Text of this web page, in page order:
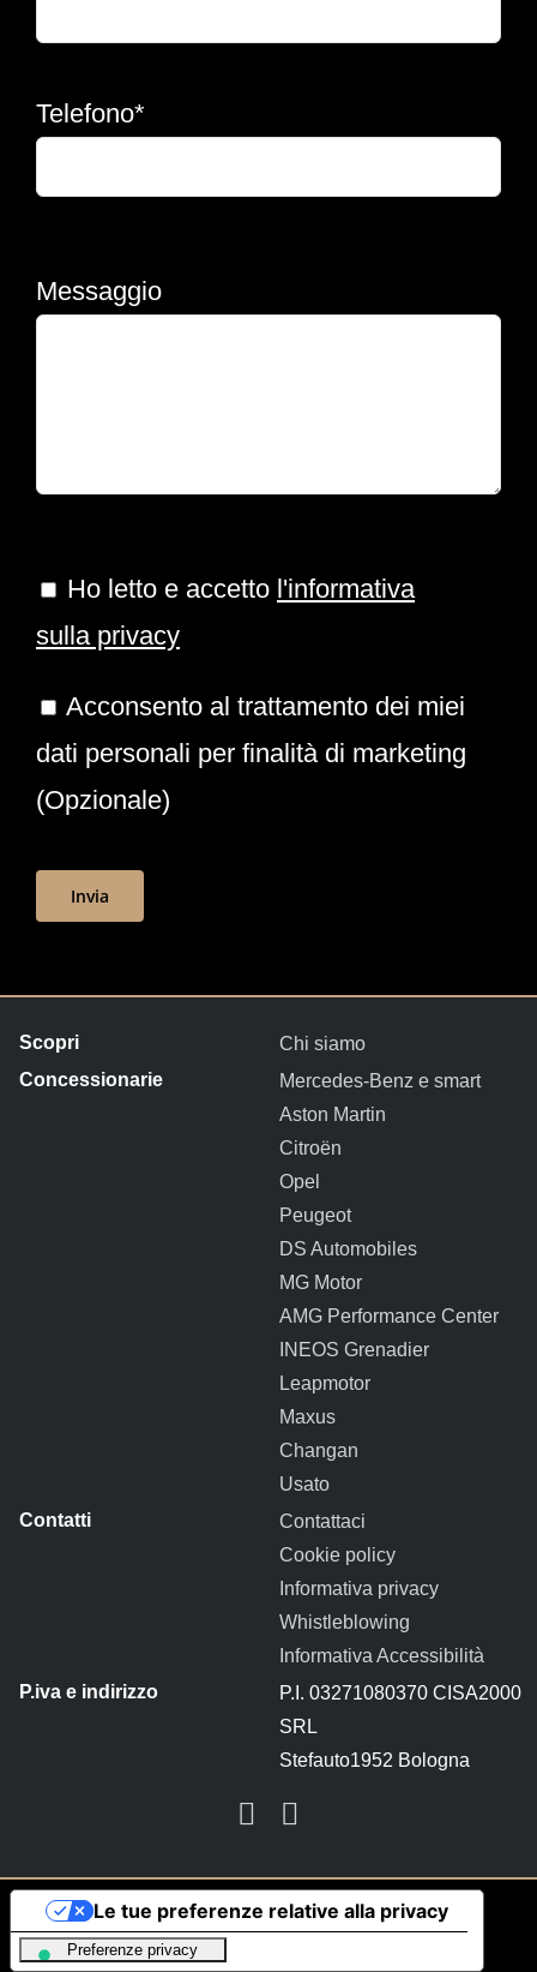
Telefono*
Messaggio
Ho letto e accetto l'informativa
sulla privacy
Acconsento al trattamento dei miei
dati personali per finalità di marketing
(Opzionale)
Chi siamo
Mercedes-Benz e smart
Aston Martin
Citroën
Opel
Peugeot
DS Automobiles
MG Motor
AMG Performance Center
INEOS Grenadier
Leapmotor
Maxus
Changan
Usato
Contattaci
Cookie policy
Informativa privacy
Whistleblowing
Informativa Accessibilità
P.I. 03271080370 CISA2000
SRL
Stefauto1952 Bologna
Instagram
Informativa sulla raccolta
Le tue preferenze relative alla privacy